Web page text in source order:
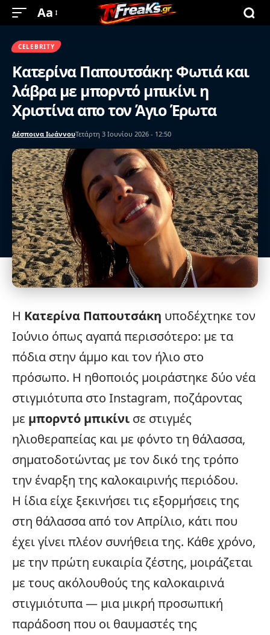
Aa
CELEBRITY
Κατερίνα Παπουτσάκη: Φωτιά και
λάβρα με μπορντό μπικίνι η
Χριστίνα απο τον Άγιο Έρωτα
Δέσποινα ΙωάννουΤετάρτη 3 Ιουνίου 2026 - 12:50
Η Κατερίνα Παπουτσάκη υποδέχτηκε τον
Ιούνιο όπως αγαπά περισσότερο: με τα
πόδια στην άμμο και τον ήλιο στο
πρόσωπο. Η ηθοποιός μοιράστηκε δύο νέα
στιγμιότυπα στο Instagram, ποζάροντας
με μπορντό μπικίνι σε στιγμές
ηλιοθεραπείας και με φόντο τη θάλασσα,
σηματοδοτώντας με τον δικό της τρόπο
την έναρξη της καλοκαιρινής περιόδου.
Η ίδια είχε ξεκινήσει τις εξορμήσεις της
στη θάλασσα από τον Απρίλιο, κάτι που
έχει γίνει πλέον συνήθεια της. Κάθε χρόνο,
με την πρώτη ευκαιρία ζέστης, μοιράζεται
με τους ακόλουθούς της καλοκαιρινά
στιγμιότυπα — μια μικρή προσωπική
παράδοση που οι θαυμαστές της